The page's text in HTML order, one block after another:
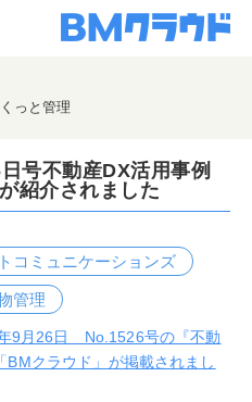
っと管理
号不動産DX活用事例
紹介されました
コミュニケーションズ
管理
9月26日 No.1526号の『不動
クラウド」が掲載されまし